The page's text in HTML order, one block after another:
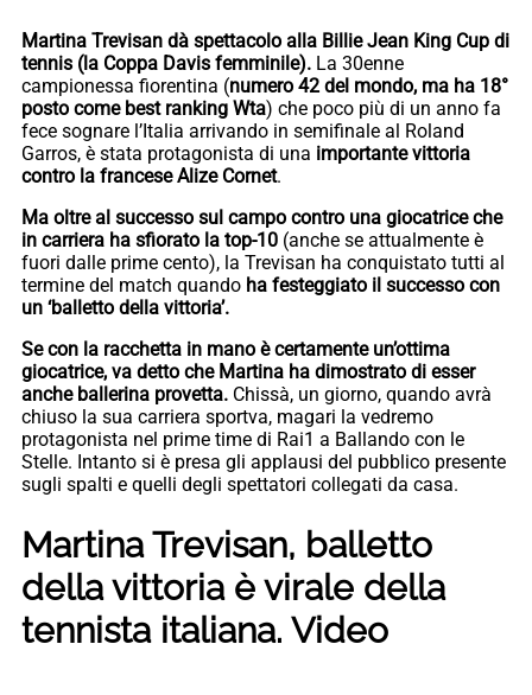
Martina Trevisan dà spettacolo alla Billie Jean King Cup di
tennis (la Coppa Davis femminile). La 30enne
campionessa fiorentina (numero 42 del mondo, ma ha 18°
posto come best ranking Wta) che poco più di un anno fa
fece sognare l’Italia arrivando in semifinale al Roland
Garros, è stata protagonista di una importante vittoria
contro la francese Alize Cornet.
Ma oltre al successo sul campo contro una giocatrice che
in carriera ha sfiorato la top-10 (anche se attualmente è
fuori dalle prime cento), la Trevisan ha conquistato tutti al
termine del match quando ha festeggiato il successo con
un ‘balletto della vittoria’.
Se con la racchetta in mano è certamente un’ottima
giocatrice, va detto che Martina ha dimostrato di esser
anche ballerina provetta. Chissà, un giorno, quando avrà
chiuso la sua carriera sportva, magari la vedremo
protagonista nel prime time di Rai1 a Ballando con le
Stelle. Intanto si è presa gli applausi del pubblico presente
sugli spalti e quelli degli spettatori collegati da casa.
Martina Trevisan, balletto
della vittoria è virale della
tennista italiana. Video